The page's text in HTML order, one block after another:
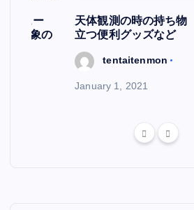
ジュー
文現象の
天体観測の時の持ち
立つ便利グッズなど
tentaitenmon
January 1, 2021